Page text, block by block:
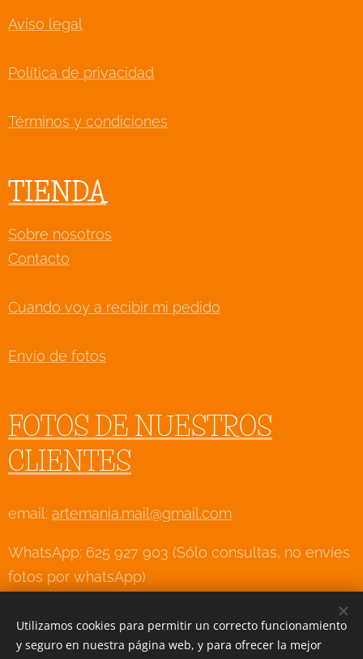
Aviso legal
Política de privacidad
Términos y condiciones
TIENDA
Sobre nosotros
Contacto
Cuando voy a recibir mi pedido
Envío de fotos
FOTOS DE NUESTROS
CLIENTES
email: artemania.mail@gmail.com
WhatsApp: 625 927 903 (Sólo consultas, no envíes
fotos por whatsApp)
Creado conWebnode Cookies
Utilizamos cookies para permitir un correcto funcionamiento
y seguro en nuestra página web, y para ofrecer la mejor